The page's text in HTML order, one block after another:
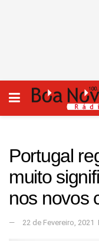
Portugal
muito
nos novos
22 de Fevereiro, 2021